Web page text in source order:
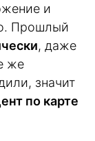
и
Прошлый
, даже
же
значит
по карте